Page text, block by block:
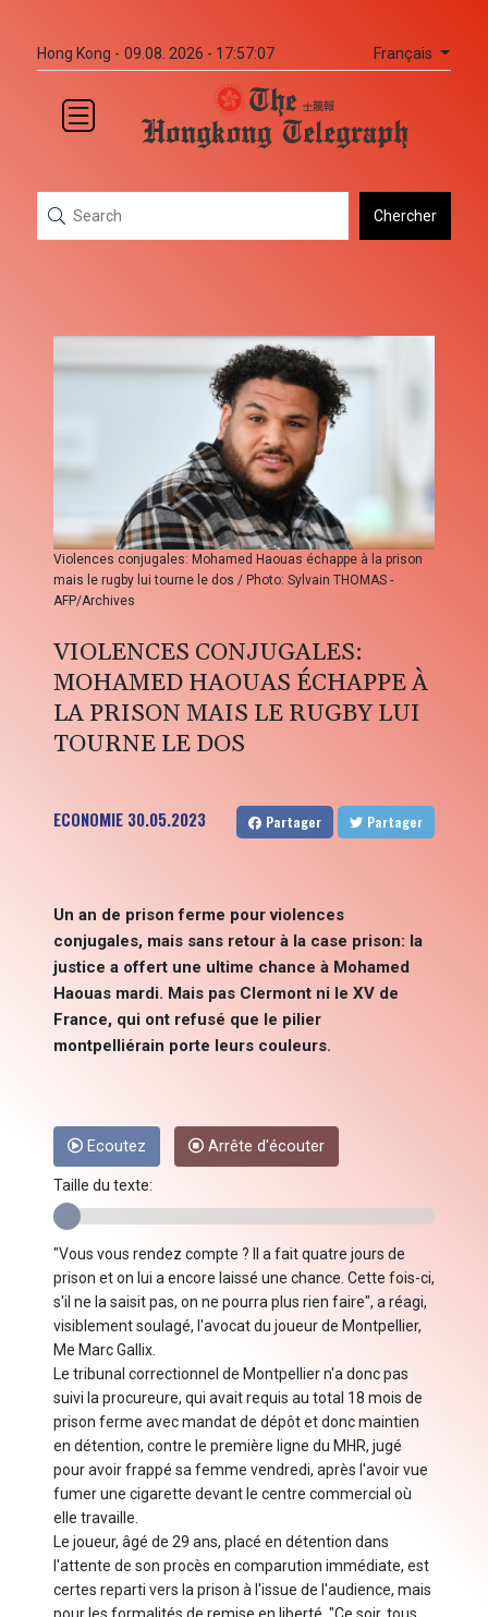
Hong Kong - 09.08. 2026 - 17:57:07 Français
Chercher
Violences conjugales: Mohamed Haouas échappe à la prison
mais le rugby lui tourne le dos / Photo: Sylvain THOMAS -
AFP/Archives
VIOLENCES CONJUGALES:
MOHAMED HAOUAS ÉCHAPPE À
LA PRISON MAIS LE RUGBY LUI
TOURNE LE DOS
ECONOMIE 30.05.2023 Partager Partager
Un an de prison ferme pour violences
conjugales, mais sans retour à la case prison: la
justice a offert une ultime chance à Mohamed
Haouas mardi. Mais pas Clermont ni le XV de
France, qui ont refusé que le pilier
montpelliérain porte leurs couleurs.
Ecoutez Arrête d'écouter
Taille du texte:
"Vous vous rendez compte ? Il a fait quatre jours de
prison et on lui a encore laissé une chance. Cette fois-ci,
s'il ne la saisit pas, on ne pourra plus rien faire", a réagi,
visiblement soulagé, l'avocat du joueur de Montpellier,
Me Marc Gallix.
Le tribunal correctionnel de Montpellier n'a donc pas
suivi la procureure, qui avait requis au total 18 mois de
prison ferme avec mandat de dépôt et donc maintien
en détention, contre le première ligne du MHR, jugé
pour avoir frappé sa femme vendredi, après l'avoir vue
fumer une cigarette devant le centre commercial où
elle travaille.
Le joueur, âgé de 29 ans, placé en détention dans
l'attente de son procès en comparution immédiate, est
certes reparti vers la prison à l'issue de l'audience, mais